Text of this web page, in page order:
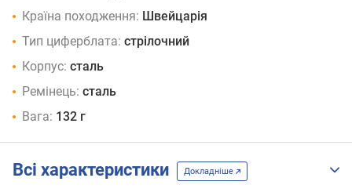
Країна походження: Швейцарія
Тип циферблата: стрілочний
Корпус: сталь
Ремінець: сталь
Вага: 132 г
Всі характеристики Докладніше